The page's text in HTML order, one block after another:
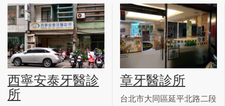
西寧安泰牙醫診
所
章牙醫診所
台北市大同區延平北路二段